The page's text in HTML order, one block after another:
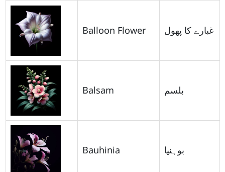
Balloon Flower غبارے کا پھول
Balsam بلسم
Bauhinia بوہنیا